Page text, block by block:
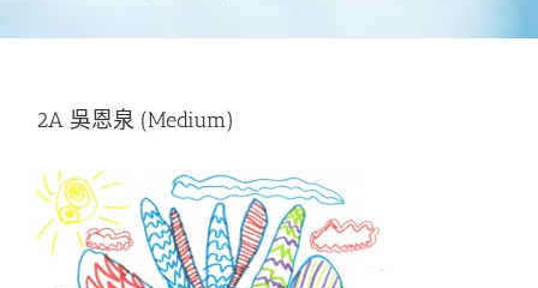
2A 吳恩泉 (Medium)